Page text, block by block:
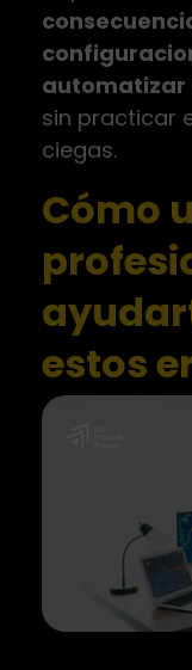
automatizar
sin practicar
ciegas.
Cómo
estos